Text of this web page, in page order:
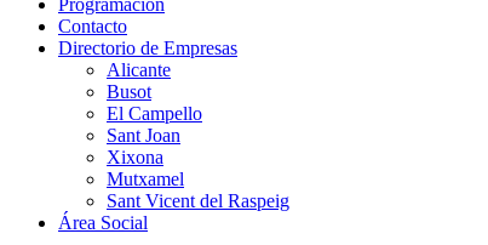
Programación
Contacto
Directorio de Empresas
Alicante
Busot
El Campello
Sant Joan
Xixona
Mutxamel
Sant Vicent del Raspeig
Área Social